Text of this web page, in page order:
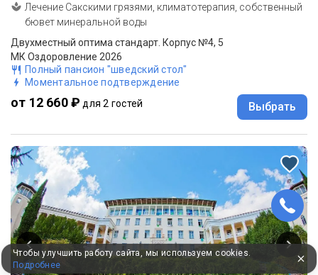
Лечение Сакскими грязями, климатотерапия, собственный
бювет минеральной воды
Двухместный оптима стандарт. Корпус №4, 5
МК Оздоровление 2026
Полный пансион "шведский стол"
Моментальное подтверждение
от 12 660 ₽ для 2 гостей Выбрать
Чтобы улучшить работу сайта, мы используем cookies.
Подробнее